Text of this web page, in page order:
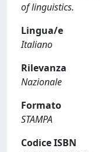
of linguistics.
Lingua/e
Italiano
Rilevanza
Nazionale
Formato
STAMPA
Codice ISBN